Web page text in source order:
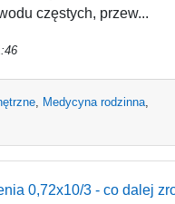
częstych, przew...
, Medycyna rodzinna,
0,72x10/3 - co dalej